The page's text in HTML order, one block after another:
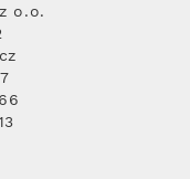
o.o.